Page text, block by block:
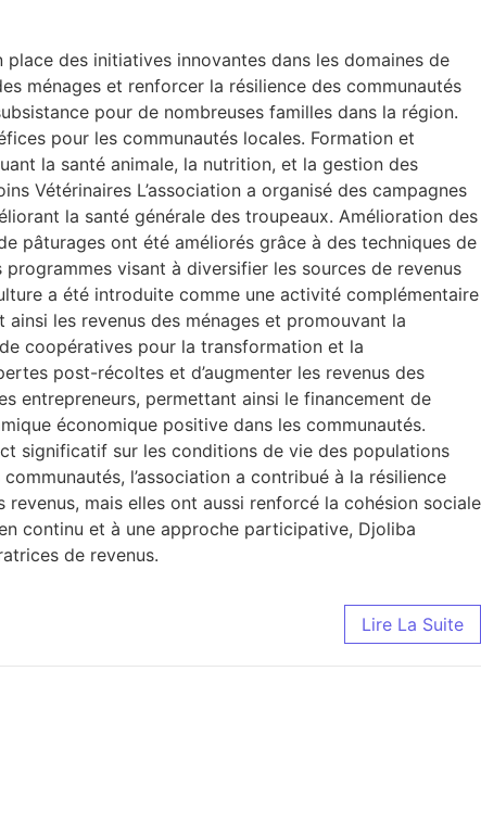
des initiatives innovantes dans les domaines de
ménages et renforcer la résilience des communautés
pour de nombreuses familles dans la région.
pour les communautés locales. Formation et
la santé animale, la nutrition, et la gestion des
Vétérinaires L’association a organisé des campagnes
la santé générale des troupeaux. Amélioration des
pâturages ont été améliorés grâce à des techniques de
visant à diversifier les sources de revenus
a été introduite comme une activité complémentaire
les revenus des ménages et promouvant la
coopératives pour la transformation et la
post-récoltes et d’augmenter les revenus des
entrepreneurs, permettant ainsi le financement de
économique positive dans les communautés.
significatif sur les conditions de vie des populations
l’association a contribué à la résilience
mais elles ont aussi renforcé la cohésion sociale
continu et à une approche participative, Djoliba
de revenus.
Lire La Suite